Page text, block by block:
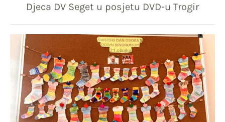
Djeca DV Seget u posjetu DVD-u Trogir